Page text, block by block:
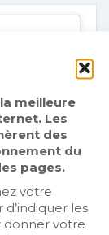
meilleure
Les
des
du
pages.
votre
les
donner votre